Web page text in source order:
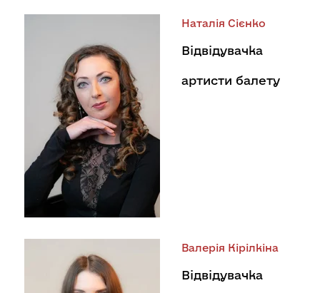
Наталія Сієнко
Відвідувачка
артисти балету
Валерія Кірілкіна
Відвідувачка